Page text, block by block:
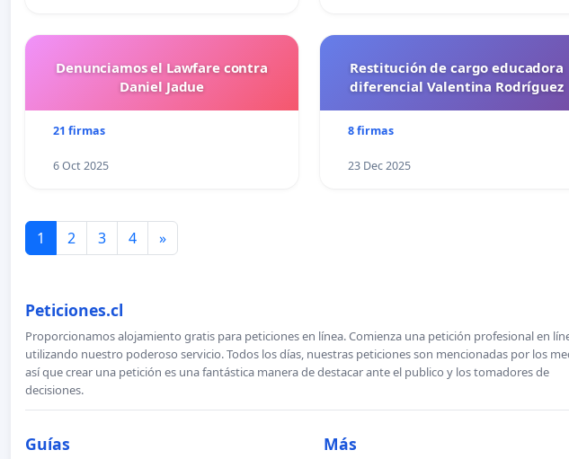
Denunciamos el Lawfare contra
Daniel Jadue
21 firmas
6 Oct 2025
Restitución de cargo educadora
diferencial Valentina Rodríguez
8 firmas
23 Dec 2025
1 2 3 4 »
Peticiones.cl
Proporcionamos alojamiento gratis para peticiones en línea. Comienza una petición profesional en
utilizando nuestro poderoso servicio. Todos los días, nuestras peticiones son mencionadas por los
así que crear una petición es una fantástica manera de destacar ante el publico y los tomadores de
decisiones.
Guías Más